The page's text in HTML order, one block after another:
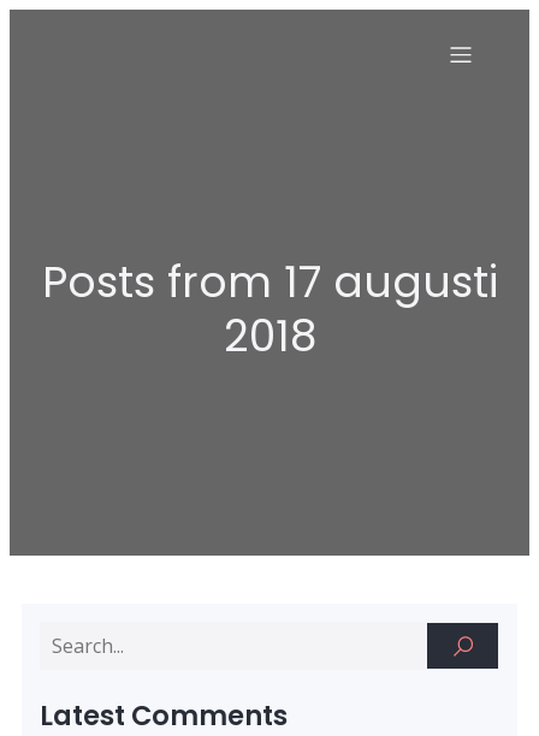
Posts from 17 augusti
2018
Latest Comments